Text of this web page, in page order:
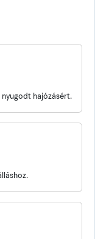
hajózásért.